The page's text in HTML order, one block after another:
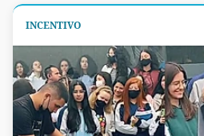
INCENTIVO